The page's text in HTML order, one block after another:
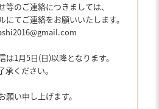
のご連絡につきましては、
にてご連絡をお願いいたします。
1月5日(日)以降となります。
承ください。
い申し上げます。